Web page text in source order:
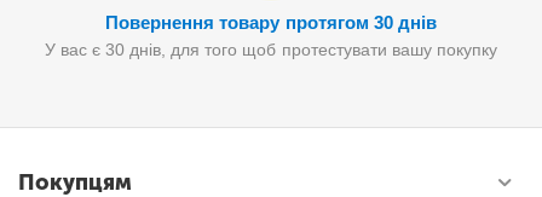
Повернення товару протягом 30 днів
У вас є 30 днів, для того щоб протестувати вашу покупку
Покупцям